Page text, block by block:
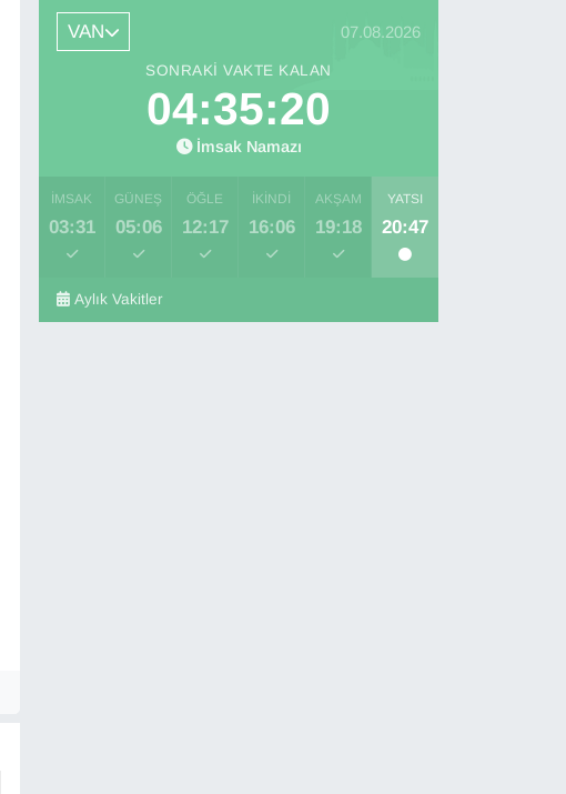
VAN 07.08.2026
SONRAKI VAKTE KALAN
04:35:20
İmsak Namazı
İMSAK
03:31
GÜNEŞ
05:06
ÖĞLE
12:17
İKINDI
16:06
AKŞAM
19:18
YATSI
20:47
Aylık Vakitler